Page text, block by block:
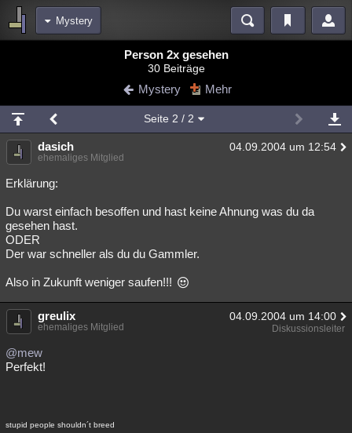
Mystery
Blogs
Chat Wiki Neuigkeiten
meine Rubriken
Menschen Mystery Kriminalfälle
Spiritualität
Natur Umfragen Unterhaltung
weitere Rubriken
Philosophie Träume Orte Esoterik
Astronomie Helpdesk Gruppen
Musik Clash Verbesserungen Allmystery English
Besucht
Person 2x gesehen
30 Beiträge
Mystery Mehr
Seite 2 / 2
dasich 04.09.2004 um 12:54
ehemaliges Mitglied
Erklärung:
Du warst einfach besoffen und hast keine Ahnung was du da
gesehen hast.
ODER
Der war schneller als du du Gammler.
Also in Zukunft weniger saufen!!!
greulix 04.09.2004 um 14:00
ehemaliges Mitglied Diskussionsleiter
@mew
Perfekt!
stupid people shouldn´t breed